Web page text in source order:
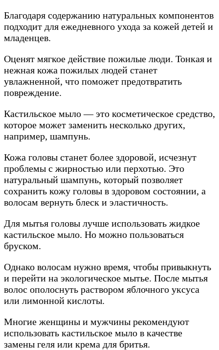
Благодаря содержанию натуральных компонентов
подходит для ежедневного ухода за кожей детей и
младенцев.
Оценят мягкое действие пожилые люди. Тонкая и
нежная кожа пожилых людей станет
увлажненной, что поможет предотвратить
повреждение.
Кастильское мыло — это косметическое средство,
которое может заменить несколько других,
например, шампунь.
Кожа головы станет более здоровой, исчезнут
проблемы с жирностью или перхотью. Это
натуральный шампунь, который позволяет
сохранить кожу головы в здоровом состоянии, а
волосам вернуть блеск и эластичность.
Для мытья головы лучше использовать жидкое
кастильское мыло. Но можно пользоваться
бруском.
Однако волосам нужно время, чтобы привыкнуть
и перейти на экологическое мытье. После мытья
волос ополоснуть раствором яблочного уксуса
или лимонной кислоты.
Многие женщины и мужчины рекомендуют
использовать кастильское мыло в качестве
замены геля или крема для бритья.